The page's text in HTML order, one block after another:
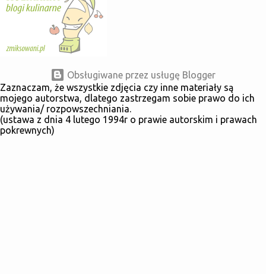
Obsługiwane przez usługę Blogger
Zaznaczam, że wszystkie zdjęcia czy inne materiały są
mojego autorstwa, dlatego zastrzegam sobie prawo do ich
używania/ rozpowszechniania.
(ustawa z dnia 4 lutego 1994r o prawie autorskim i prawach
pokrewnych)